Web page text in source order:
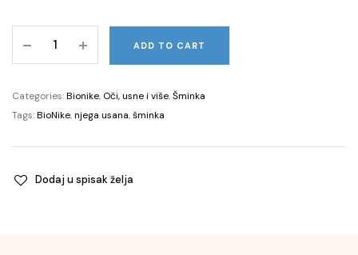
COLOR
Velvet
ruž
punoću
110
ADD TO CART
Categories:Bionike, Oči, usne i više,Šminka
Tags:BioNike,njega usana,šminka
Dodaj u spisak želja